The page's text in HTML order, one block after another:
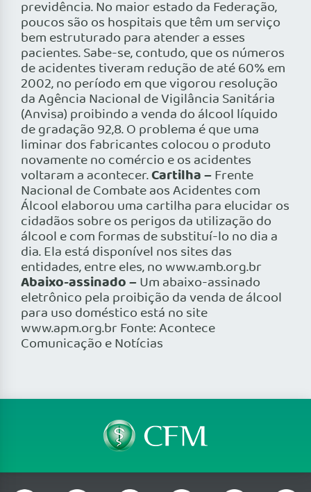
previdência. No maior estado da Federação,
poucos são os hospitais que têm um serviço
bem estruturado para atender a esses
pacientes. Sabe-se, contudo, que os números
de acidentes tiveram redução de até 60% em
2002, no período em que vigorou resolução
da Agência Nacional de Vigilância Sanitária
(Anvisa) proibindo a venda do álcool líquido
de gradação 92,8. O problema é que uma
liminar dos fabricantes colocou o produto
novamente no comércio e os acidentes
voltaram a acontecer.Cartilha –Frente
Nacional de Combate aos Acidentes com
Álcool elaborou uma cartilha para elucidar os
cidadãos sobre os perigos da utilização do
álcool e com formas de substituí-lo no dia a
dia. Ela está disponível nos sites das
entidades, entre eles, no www.amb.org.br
Abaixo-assinado –Um abaixo-assinado
eletrônico pela proibição da venda de álcool
para uso doméstico está no site
www.apm.org.br Fonte: Acontece
Comunicação e Notícias